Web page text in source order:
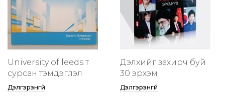
University of leeds т
сурсан тэмдэглэл
Дэлгэрэнгүй
Дэлхийг захирч буй
30 эрхэм
Дэлгэрэнгүй